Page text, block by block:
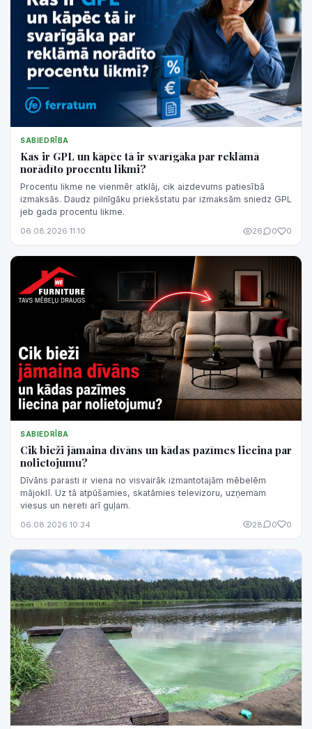
SABIEDRĪBA
Kas ir GPL un kāpēc tā ir svarīgāka par reklāmā
norādīto procentu likmi?
Procentu likme ne vienmēr atklāj, cik aizdevums patiesībā
izmaksās. Daudz pilnīgāku priekšstatu par izmaksām sniedz GPL
jeb gada procentu likme.
06.08.2026 11:10 26 0 0
SABIEDRĪBA
Cik bieži jāmaina dīvāns un kādas pazīmes liecina par
nolietojumu?
Dīvāns parasti ir viena no visvairāk izmantotajām mēbelēm
mājoklī. Uz tā atpūšamies, skatāmies televizoru, uzņemam
viesus un nereti arī guļam.
06.08.2026 10:34 28 0 0